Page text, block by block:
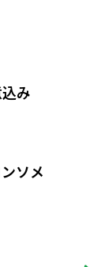
み
ソメ